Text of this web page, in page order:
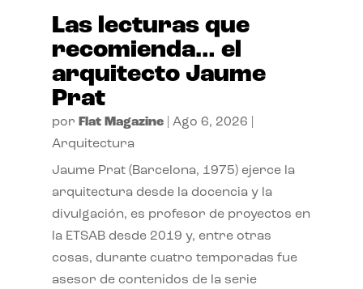
Las lecturas que
recomienda… el
arquitecto Jaume
Prat
por Flat Magazine| Ago 6, 2026
Arquitectura
Jaume Prat (Barcelona, 1975) ejerce la
arquitectura desde la docencia y la
divulgación, es profesor de proyectos en
la ETSAB desde 2019 y, entre otras
cosas, durante cuatro temporadas fue
asesor de contenidos de la serie